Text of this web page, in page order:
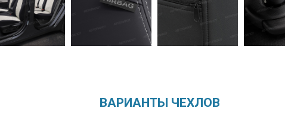
ВАРИАНТЫ ЧЕХЛОВ